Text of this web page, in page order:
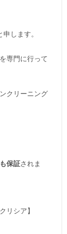
申します。
を専門に行って
クリーニング
保証されま
リシア】